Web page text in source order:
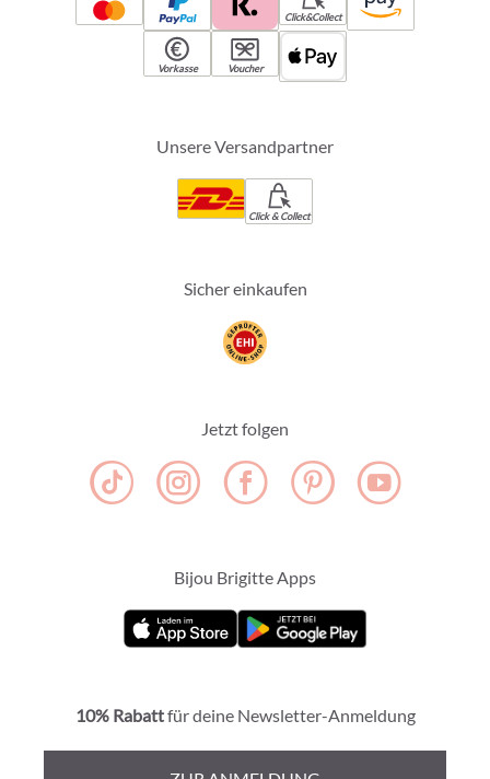
Click&Collect
Vorkasse Voucher
Unsere Versandpartner
Click & Collect
Sicher einkaufen
Jetzt folgen
Bijou Brigitte Apps
10% Rabattfür deine Newsletter-Anmeldung